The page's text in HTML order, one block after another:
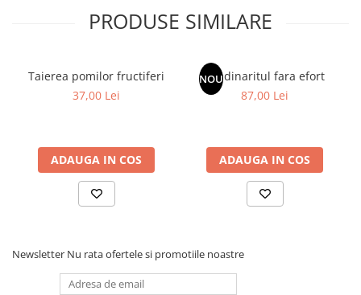
PRODUSE SIMILARE
Taierea pomilor fructiferi
37,00 Lei
ADAUGA IN COS
NOU
Gradinaritul fara efort
87,00 Lei
ADAUGA IN COS
Newsletter Nu rata ofertele si promotiile noastre